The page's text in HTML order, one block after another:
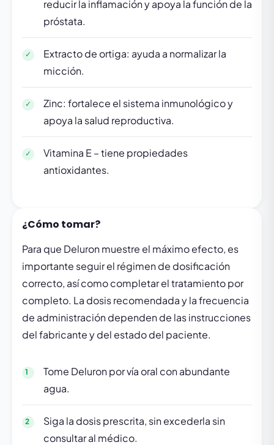
reducir la inflamación y apoya la función de la
próstata.
Extracto de ortiga: ayuda a normalizar la
micción.
Zinc: fortalece el sistema inmunológico y
apoya la salud reproductiva.
Vitamina E – tiene propiedades
antioxidantes.
¿Cómo tomar?
Para que Deluron muestre el máximo efecto, es
importante seguir el régimen de dosificación
correcto, así como completar el tratamiento por
completo. La dosis recomendada y la frecuencia
de administración dependen de las instrucciones
del fabricante y del estado del paciente.
Tome Deluron por vía oral con abundante
agua.
Siga la dosis prescrita, sin excederla sin
consultar al médico.